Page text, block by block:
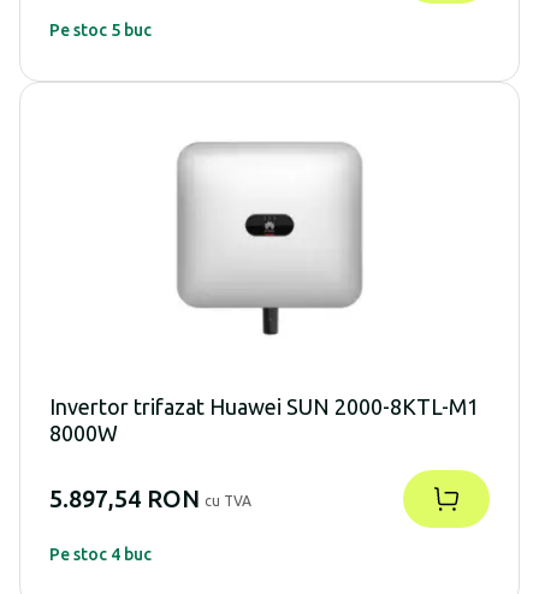
Pe stoc 5 buc
Invertor trifazat Huawei SUN 2000-8KTL-M1
8000W
5.897,54 RON cu TVA
Pe stoc 4 buc